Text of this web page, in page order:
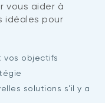
vous aider à
idéales pour
vos objectifs
solutions s'il y a